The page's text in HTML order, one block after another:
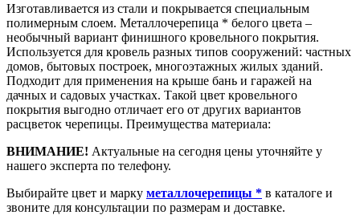
Изготавливается из стали и покрывается специальным
полимерным слоем. Металлочерепица * белого цвета –
необычный вариант финишного кровельного покрытия.
Используется для кровель разных типов сооружений: частных
домов, бытовых построек, многоэтажных жилых зданий.
Подходит для применения на крыше бань и гаражей на
дачных и садовых участках. Такой цвет кровельного
покрытия выгодно отличает его от других вариантов
расцветок черепицы. Преимущества материала:
ВНИМАНИЕ! Актуальные на сегодня цены уточняйте у
нашего эксперта по телефону.
Выбирайте цвет и марку металлочерепицы * в каталоге и
звоните для консультации по размерам и доставке.